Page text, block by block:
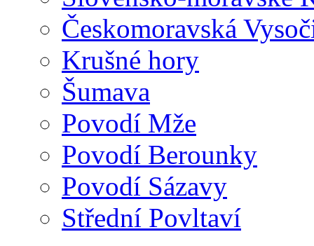
Českomoravská
Krušné hory
Šumava
Povodí Mže
Povodí Berounky
Povodí Sázavy
Střední Povltaví